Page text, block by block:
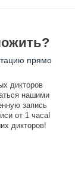
прямо
дикторов
нашими
запись
от 1 часа!
дикторов!